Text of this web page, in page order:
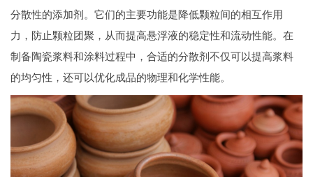
分散性的添加剂。它们的主要功能是降低颗粒间的相互作用
力，防止颗粒团聚，从而提高悬浮液的稳定性和流动性能。在
制备陶瓷浆料和涂料过程中，合适的分散剂不仅可以提高浆料
的均匀性，还可以优化成品的物理和化学性能。